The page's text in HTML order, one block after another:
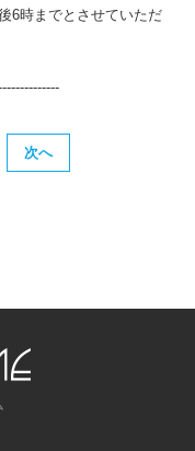
6時までとさせていただ
次へ